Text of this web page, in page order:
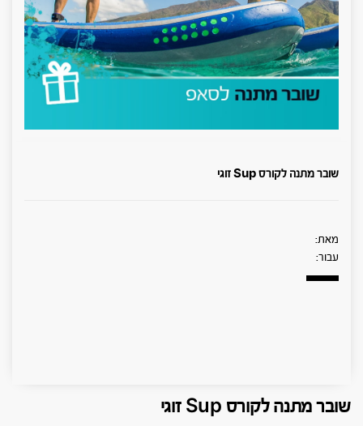
שובר מתנה לקורס Sup זוגי
מאת:
עבור:
שובר מתנה לקורס Sup זוגי